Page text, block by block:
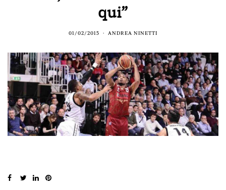
qui”
01/02/2015 ANDREA NINETTI